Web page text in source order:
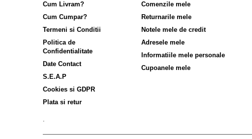
Cum Livram?
Cum Cumpar?
Termeni si Conditii
Politica de
Confidentialitate
Date Contact
S.E.A.P
Cookies si GDPR
Plata si retur
.
Comenzile mele
Returnarile mele
Notele mele de credit
Adresele mele
Informatiile mele personale
Cupoanele mele